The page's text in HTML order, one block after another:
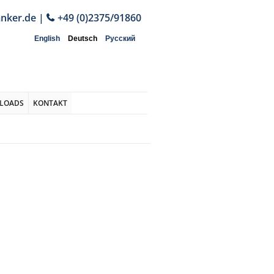
| +49 (0)2375/91860
English Deutsch Русский
KONTAKT